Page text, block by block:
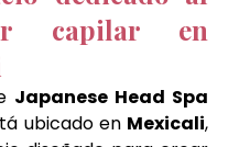
capilar en
Japanese Head Spa
ubicado en Mexicali,